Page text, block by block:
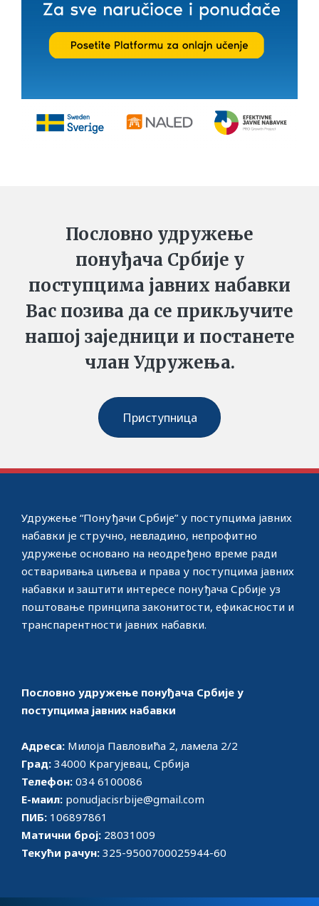
Пословно удружење
понуђача Србије у
поступцима јавних набавки
Вас позива да се прикључите
нашој заједници и постанете
члан Удружења.
Приступница
Удружење “Понуђачи Србије” у поступцима јавних
набавки јe стручно, невладино, непрофитно
удружење основано на неодређено време ради
остваривања циљева и права у поступцима јавних
набавки и заштити интересе понуђача Србије уз
поштовање принципа законитости, ефикасности и
транспарентности јавних набавки.
Пословно удружење понуђача Србије у
поступцима јавних набавки
Адреса: Милоја Павловића 2, ламела 2/2
Град: 34000 Крагујевац, Србија
Телефон: 034 6100086
Е-маил: ponudjacisrbije@gmail.com
ПИБ: 106897861
Матични број: 28031009
Текући рачун: 325-9500700025944-60